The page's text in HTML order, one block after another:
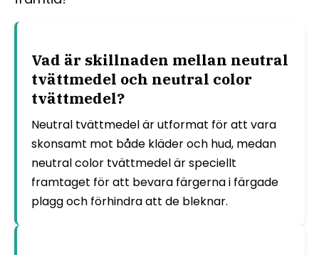
Vad är skillnaden mellan neutral
tvättmedel och neutral color
tvättmedel?
Neutral tvättmedel är utformat för att vara
skonsamt mot både kläder och hud, medan
neutral color tvättmedel är speciellt
framtaget för att bevara färgerna i färgade
plagg och förhindra att de bleknar.